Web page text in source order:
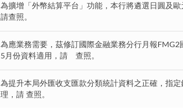
為擴增「外幣結算平台」功能，本行將遴選日圓及
請查照。
為應業務需要，茲修訂國際金融業務分行月報
5月份資料適用，請 查照。
為提升本局外匯收支匯款分類統計資料之正確，指
理，請 查照。